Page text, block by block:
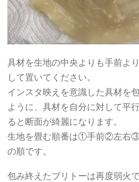
具材を生地の中央よりも手前よ
して置いてください。
インスタ映えを意識した具材を
ように、具材を自分に対して平
ると断面が綺麗になります。
生地を畳む順番は①手前②左右③
の順です。
包み終えたブリトーは再度弱火